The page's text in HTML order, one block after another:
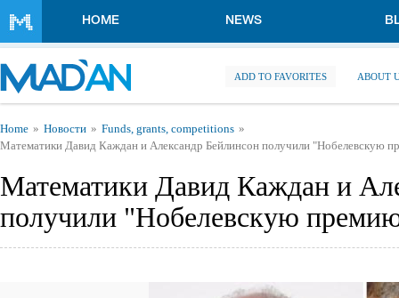
HOME NEWS
ADD TO FAVORITES ABOUT
You are here
Home Новости
Funds, grants, competitions
Математики Давид Каждан и Александр Бейлинсон получили "Нобелевскую
Математики Давид Каждан и
получили "Нобелевскую